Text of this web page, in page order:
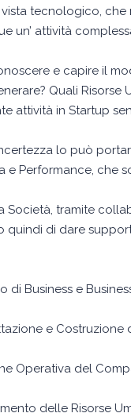
tecnologico, che
un’ attività
e capire il
Quali
attività in Startup
lo può
e Performance, che
Società, tramite
quindi di dare
di Business e
e
Operativa del
delle Risorse